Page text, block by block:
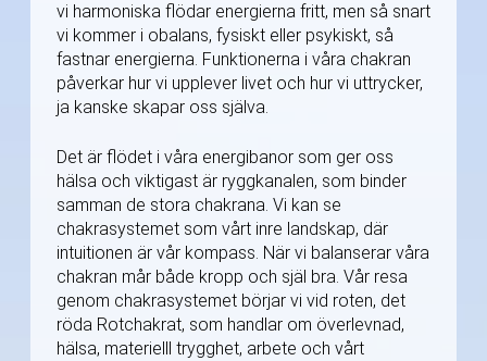
vi harmoniska flödar energierna fritt, men så snart
vi kommer i obalans, fysiskt eller psykiskt, så
fastnar energierna. Funktionerna i våra chakran
påverkar hur vi upplever livet och hur vi uttrycker,
ja kanske skapar oss själva.
Det är flödet i våra energibanor som ger oss
hälsa och viktigast är ryggkanalen, som binder
samman de stora chakrana. Vi kan se
chakrasystemet som vårt inre landskap, där
intuitionen är vår kompass. När vi balanserar våra
chakran mår både kropp och själ bra. Vår resa
genom chakrasystemet börjar vi vid roten, det
röda Rotchakrat, som handlar om överlevnad,
hälsa, materielll trygghet, arbete och vårt